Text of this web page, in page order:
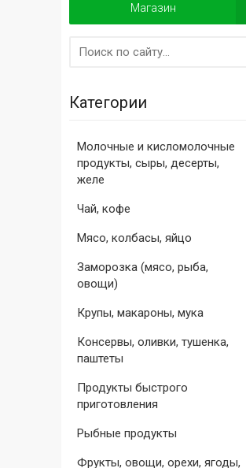
Магазин
Категории
Молочные и кисломолочные
продукты, сыры, десерты,
желе
Чай, кофе
Мясо, колбасы, яйцо
Заморозка (мясо, рыба,
овощи)
Крупы, макароны, мука
Консервы, оливки, тушенка,
паштеты
Продукты быстрого
приготовления
Рыбные продукты
Фрукты, овощи, орехи, ягоды,